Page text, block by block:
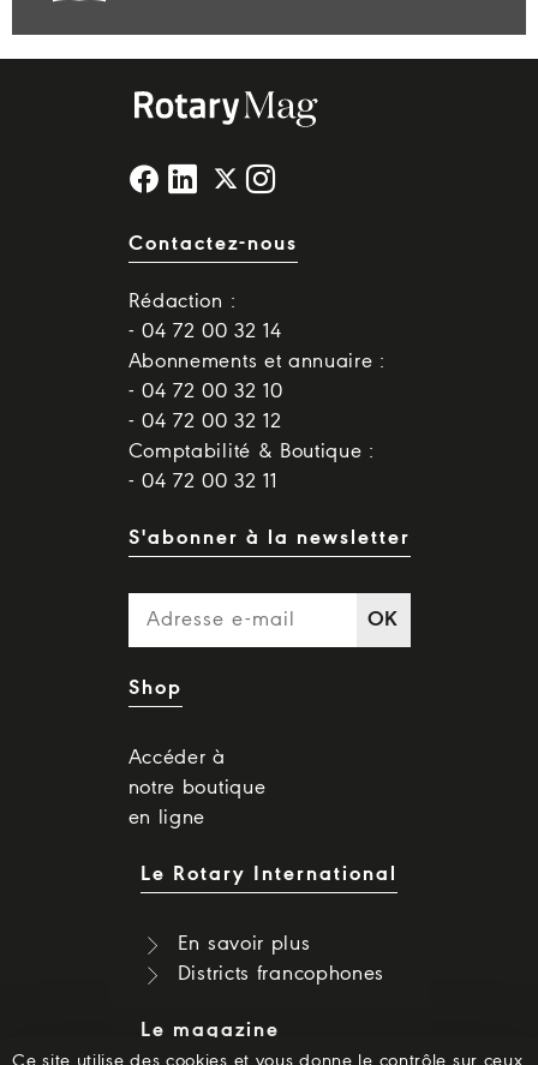
Contactez-nous
Rédaction :
- 04 72 00 32 14
Abonnements et annuaire :
- 04 72 00 32 10
- 04 72 00 32 12
Comptabilité & Boutique :
- 04 72 00 32 11
S'abonner à la newsletter
OK
Shop
Accéder à
notre boutique
en ligne
Le Rotary International
En savoir plus
Districts francophones
Le magazine